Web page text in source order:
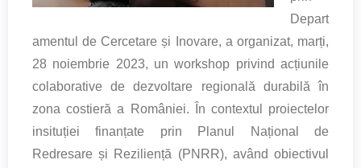
Depart
amentul de Cercetare și Inovare, a organizat, marți,
28 noiembrie 2023, un workshop privind acțiunile
colaborative de dezvoltare regională durabilă în
zona costieră a României. În contextul proiectelor
insituției finanțate prin Planul Național de
Redresare și Reziliență (PNRR), având obiectivul